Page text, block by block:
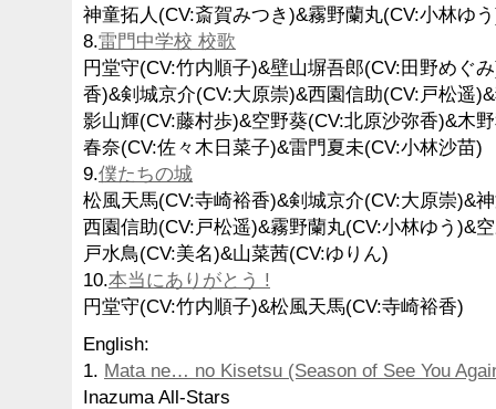
神童拓人(CV:斎賀みつき)&霧野蘭丸(CV:小林ゆ
8.雷門中学校 校歌
円堂守(CV:竹内順子)&壁山塀吾郎(CV:田野めぐ
香)&剣城京介(CV:大原崇)&西園信助(CV:戸松遥
影山輝(CV:藤村歩)&空野葵(CV:北原沙弥香)&木
春奈(CV:佐々木日菜子)&雷門夏未(CV:小林沙苗)
9.僕たちの城
松風天馬(CV:寺崎裕香)&剣城京介(CV:大原崇)&
西園信助(CV:戸松遥)&霧野蘭丸(CV:小林ゆう)&
戸水鳥(CV:美名)&山菜茜(CV:ゆりん)
10.本当にありがとう !
円堂守(CV:竹内順子)&松風天馬(CV:寺崎裕香)
English:
1. Mata ne… no Kisetsu (Season of See You
Inazuma All-Stars